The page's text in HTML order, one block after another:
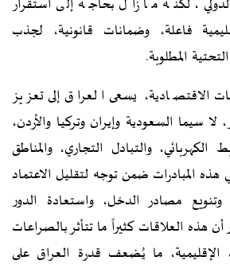
لكنه ما زال بحاجة إلى استقرار
فاعلة، وضمانات قانونية، لجذب
المطلوبة.
الاقتصادية، يسعى العراق إلى تعزيز
لا سيما السعودية وإيران وتركيا والأردن،
والتبادل التجاري، والمناطق
هذه المبادرات ضمن توجه لتقليل الاعتماد
وتنويع مصادر الدخل، واستعادة الدور
أن هذه العلاقات كثيراً ما تتأثر بالصراعات
الإقليمية، ما يُضعف قدرة العراق على